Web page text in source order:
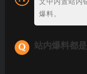
文中内置站内
爆料。
站内爆料都